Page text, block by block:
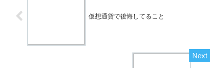
仮想通貨で後悔してること